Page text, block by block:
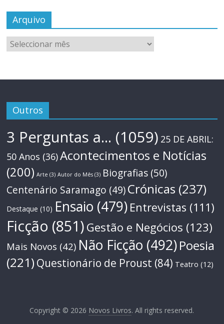
Arquivo
Arquivo
Outros
3 Perguntas a... (1059) 25 DE ABRIL:
50 Anos (36)Acontecimentos e Notícias
(200) Arte (3) Autor do Mês (3) Biografias (50)
Centenário Saramago (49)Crónicas (237)
Destaque (10) Ensaio (479) Entrevistas (111)
Ficção (851) Gestão e Negócios (123)
Mais Novos (42) Não Ficção (492)Poesia
(221) Questionário de Proust (84) Teatro (12)
Copyright © 2026 Novos Livros. All rights reserved.